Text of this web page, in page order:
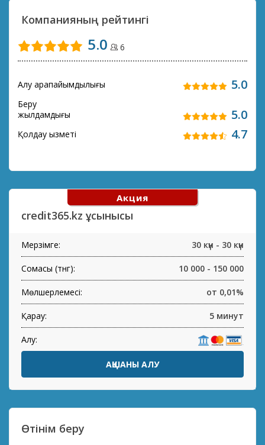
Компанияның рейтингі
5.0 6
Алу қарапайымдылығы 5.0
Беру
жылдамдығы
5.0
Қолдау қызметі 4.7
Акция
credit365.kz ұсынысы
Мерзімге: 30 күн - 30 күн
Сомасы (тнг): 10 000 - 150 000
Мөлшерлемесі: от 0,01%
Қарау: 5 минут
Алу:
АҚШАНЫ АЛУ
Өтінім беру